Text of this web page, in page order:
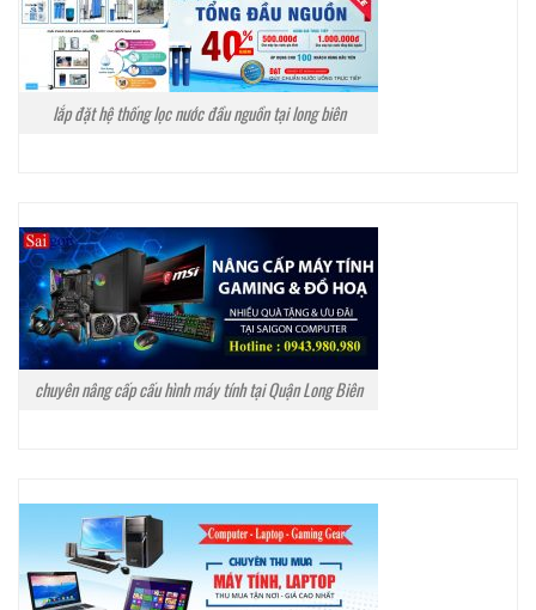
lắp đặt hệ thống lọc nước đầu nguồn tại long biên
chuyên nâng cấp cấu hình máy tính tại Quận Long Biên